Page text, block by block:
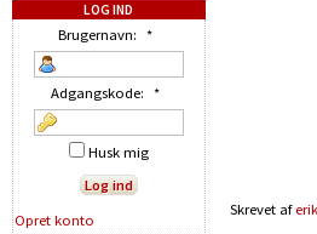
Skrevet af
LOG IND
Brugernavn: *
Adgangskode: *
Husk mig
Opret konto